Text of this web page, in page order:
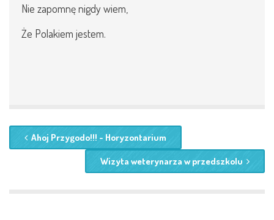
Nie zapomnę nigdy wiem,
Że Polakiem jestem.
Ahoj Przygodo!!! - Horyzontarium
Wizyta weterynarza w przedszkolu